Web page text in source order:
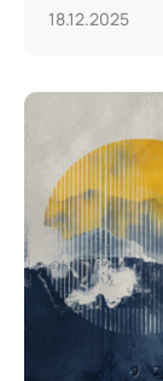
18.12.2025